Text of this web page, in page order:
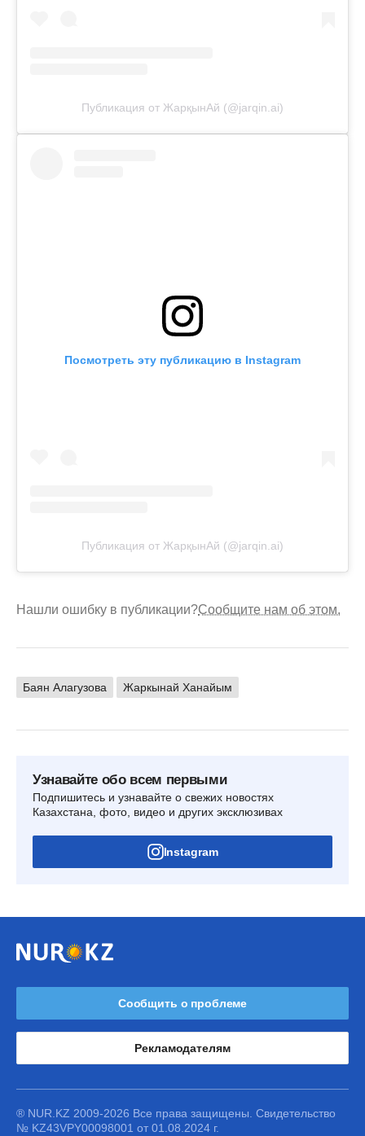
Публикация от ЖарқынАй (@jarqin.ai)
Посмотреть эту публикацию в Instagram
Публикация от ЖарқынАй (@jarqin.ai)
Нашли ошибку в публикации?Сообщите нам об этом.
Баян Алагузова Жаркынай Ханайым
Узнавайте обо всем первыми
Подпишитесь и узнавайте о свежих новостях
Казахстана, фото, видео и других эксклюзивах
Instagram
Сообщить о проблеме
Рекламодателям
® NUR.KZ 2009-2026 Все права защищены. Свидетельство
№ KZ43VPY00098001 от 01.08.2024 г.